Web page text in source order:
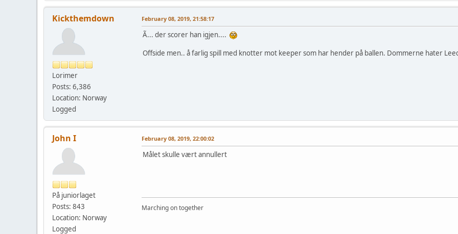
Kickthemdown
Lorimer
Posts: 6,386
Location: Norway
Logged
February 08, 2019, 21:58:17
Ã... der scorer han igjen....
Offside men.. å farlig spill med knotter mot keeper som har hender på ballen. Dommerne hater
John I
På juniorlaget
Posts: 843
Location: Norway
Logged
February 08, 2019, 22:00:02
Målet skulle vært annullert
Marching on together